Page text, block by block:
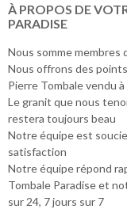
À PROPOS DE
PARADISE
Nous somme membres
Nous offrons des
Pierre Tombale vendu
Le granit que nous
restera toujours beau
Notre équipe est
satisfaction
Notre équipe répond
Tombale Paradise et
sur 24, 7 jours sur 7